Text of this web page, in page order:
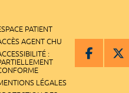
PATIENT
AGENT CHU
:
LÉGALES